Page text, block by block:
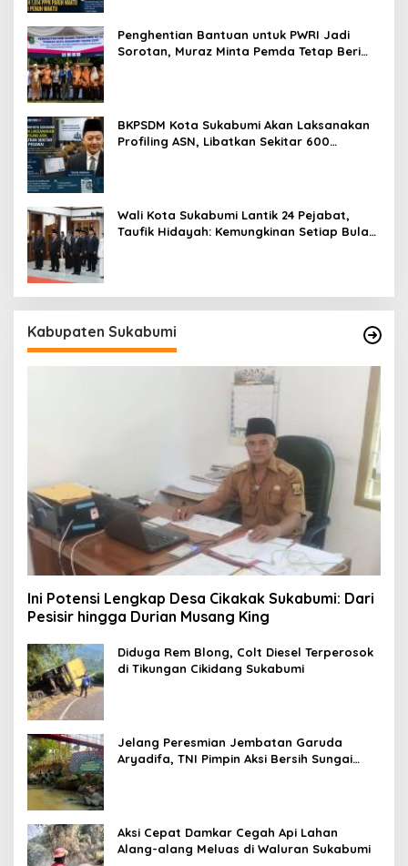
Penghentian Bantuan untuk PWRI Jadi
Sorotan, Muraz Minta Pemda Tetap Beri
BKPSDM Kota Sukabumi Akan Laksanakan
Profiling ASN, Libatkan Sekitar 600
Wali Kota Sukabumi Lantik 24 Pejabat,
Taufik Hidayah: Kemungkinan Setiap Bulan
Kabupaten Sukabumi
Ini Potensi Lengkap Desa Cikakak Sukabumi: Dari
Pesisir hingga Durian Musang King
Diduga Rem Blong, Colt Diesel Terperosok
di Tikungan Cikidang Sukabumi
Jelang Peresmian Jembatan Garuda
Aryadifa, TNI Pimpin Aksi Bersih Sungai
Aksi Cepat Damkar Cegah Api Lahan
Alang-alang Meluas di Waluran Sukabumi